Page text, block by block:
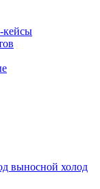
кейсы
выносной холод